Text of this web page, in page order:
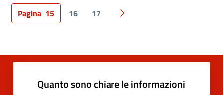
Pagina 15 16 17 Pagina successiva
Quanto sono chiare le informazioni